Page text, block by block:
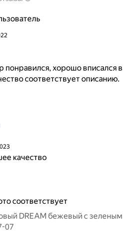
понравился, хорошо вписался в
соответствует описанию.
качество
соответствует
DREAM бежевый с зеленым
07